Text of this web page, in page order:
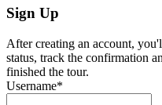
Sign Up
After creating an account,
status, track the confirmation
finished the tour.
Username*